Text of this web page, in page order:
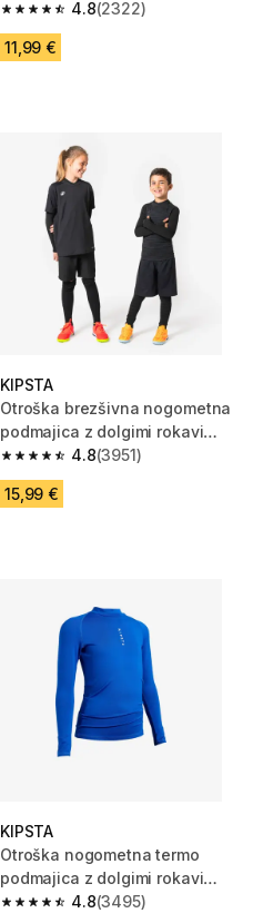
4.8
4.8 od 5 zvezdic from 2322 ocene
(2322)
11,99 €
KIPSTA
Otroška brezšivna nogometna
podmajica z dolgimi rokavi
Keepdry 4.8
4.8 od 5 zvezdic from 3951 ocene
(3951)
15,99 €
KIPSTA
Otroška nogometna termo
podmajica z dolgimi rokavi
Keepcomfort 100
4.8
4.8 od 5 zvezdic from 3495 ocene
(3495)